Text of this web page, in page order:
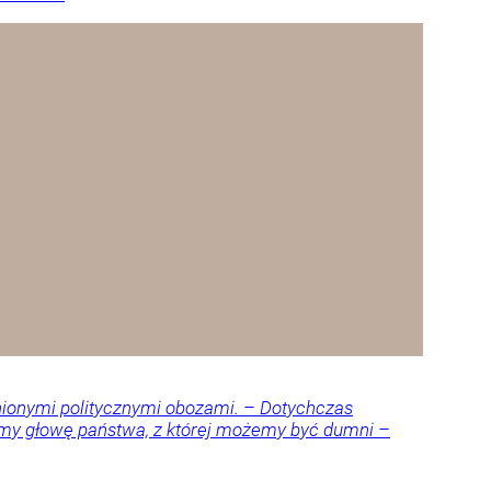
politycznymi obozami. – Dotychczas
głowę państwa, z której możemy być dumni –